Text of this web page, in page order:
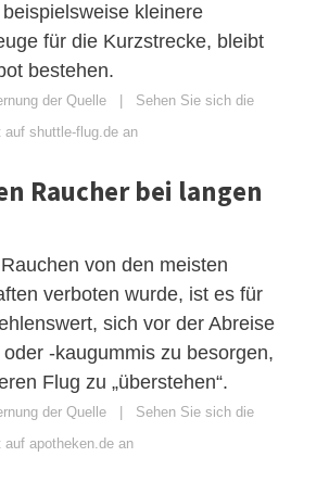
kleinere
für die Kurzstrecke, bleibt
bestehen.
der Quelle
Sehen Sie sich die
auf shuttle-flug.de an
Raucher bei langen
von den meisten
verboten wurde, ist es für
sich vor der Abreise
-kaugummis zu besorgen,
Flug zu „überstehen“.
der Quelle
Sehen Sie sich die
apotheken.de an